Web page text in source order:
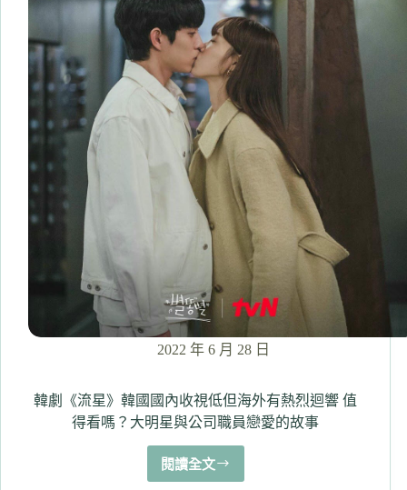
八
筆
是
韓
劇
裡
才
出
現
的
浪
友，
具
雄
才
現
實
中
的
男
2022 年 6 月 28 日
韓劇《流星》韓國國內收視低但海外有熱烈迴響 值
得看嗎？大明星與公司職員戀愛的故事
閱讀全文
韓